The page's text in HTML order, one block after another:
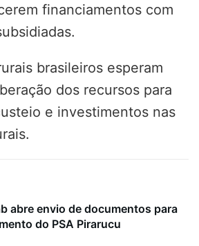
financiamentos com
.
brasileiros esperam
dos recursos para
e investimentos nas
abre envio de documentos para
do PSA Pirarucu